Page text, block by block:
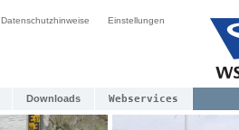
Datenschutzhinweise Einstellungen
Downloads Webservices